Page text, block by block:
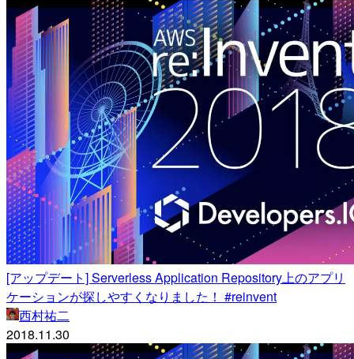
[アップデート] Serverless Application Repository上のアプリ
ケーションが探しやすくなりました！ #reinvent
西村祐二
2018.11.30